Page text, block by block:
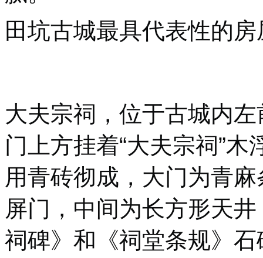
田坑古城最具代表性的房
大夫宗祠，位于古城内
门上方挂着“大夫宗祠”
用青砖彻成，大门为青
屏门，中间为长方形天
祠碑》和《祠堂条规》